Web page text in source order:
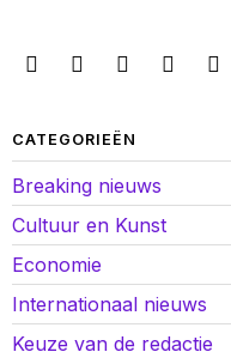
CATEGORIEËN
Breaking nieuws
Cultuur en Kunst
Economie
Internationaal nieuws
Keuze van de redactie